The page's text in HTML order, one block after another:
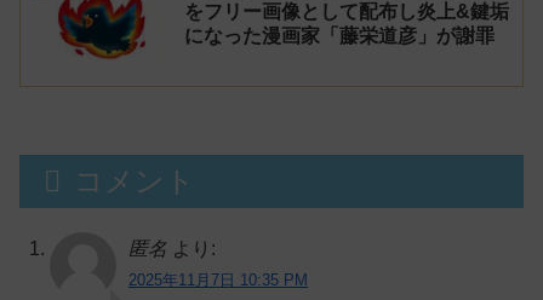
をフリー画像として配布し炎上&鍵垢
になった漫画家「藤栄道彦」が謝罪
コメント
匿名 より:
2025年11月7日 10:35 PM